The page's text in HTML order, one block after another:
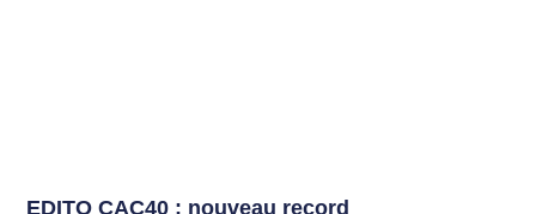
EDITO CAC40 : nouveau record